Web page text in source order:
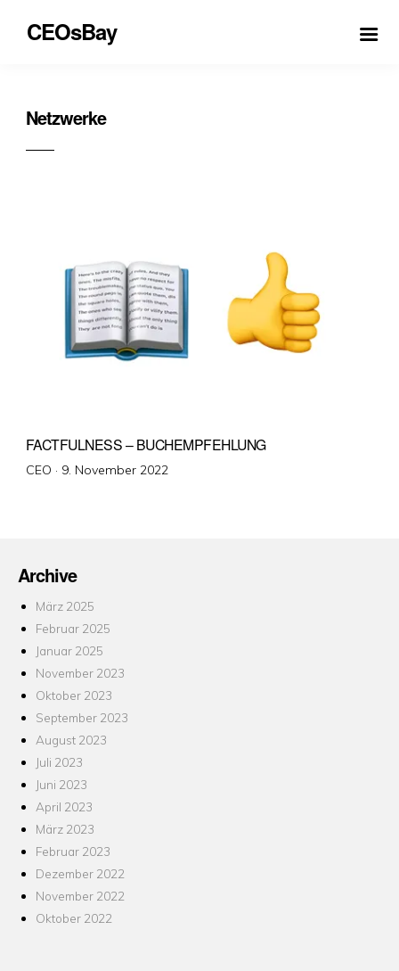
CEOsBay
Netzwerke
FACTFULNESS – BUCHEMPFEHLUNG
CEO · Veröffentlicht
9. November 2022
Archive
März 2025
Februar 2025
Januar 2025
November 2023
Oktober 2023
September 2023
August 2023
Juli 2023
Juni 2023
April 2023
März 2023
Februar 2023
Dezember 2022
November 2022
Oktober 2022